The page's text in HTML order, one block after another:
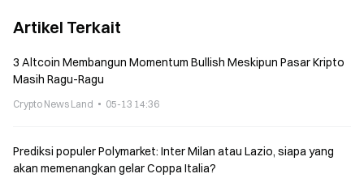
Artikel Terkait
3 Altcoin Membangun Momentum Bullish Meskipun Pasar Kripto
Masih Ragu-Ragu
Crypto News Land 05-13 14:36
Prediksi populer Polymarket: Inter Milan atau Lazio, siapa yang
akan memenangkan gelar Coppa Italia?